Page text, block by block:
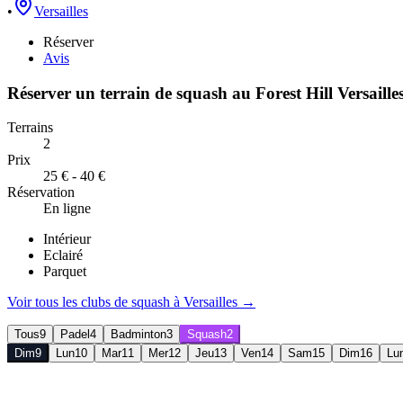
•
Versailles
Réserver
Avis
Réserver un terrain de squash au Forest Hill
Terrains
2
Prix
25 € - 40 €
Réservation
En ligne
Intérieur
Eclairé
Parquet
Voir tous les clubs de squash à Versailles →
Tous9 Padel 4 Badminton3 Squash2
Dim9 Lun10 Mar11 Mer12 Jeu13 Ven14 Sam15 Dim16